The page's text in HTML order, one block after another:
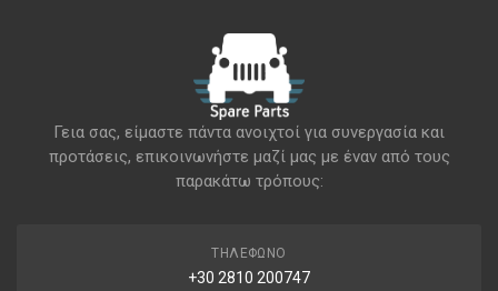
Γεια σας, είμαστε πάντα ανοιχτοί για συνεργασία και
προτάσεις, επικοινωνήστε μαζί μας με έναν από τους
παρακάτω τρόπους:
ΤΗΛΈΦΩΝΟ
+30 2810 200747